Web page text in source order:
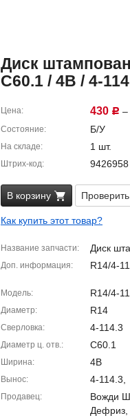
Диск
C60.1 / 4B / 4-
Цена 430 Р –
Состояние Б/У
На складе 1 шт.
Штрих-код 9426958
В корзину
Как купить этот товар?
Название запчасти Диск
Доп. информация R14/4-
Модель R14/4-
Диаметр R14
Сверловка 4-114.3
Диаметр ц. отв. C60.1
Ширина 4B
Вынос 4-114.3,
Продавец
Вожди
Дефриз,